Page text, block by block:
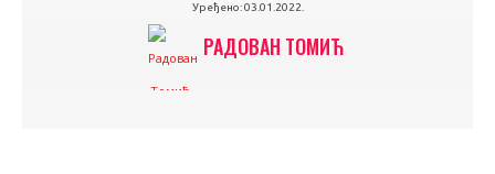
Уређено: 03.01.2022.
РАДОВАН ТОМИЋ